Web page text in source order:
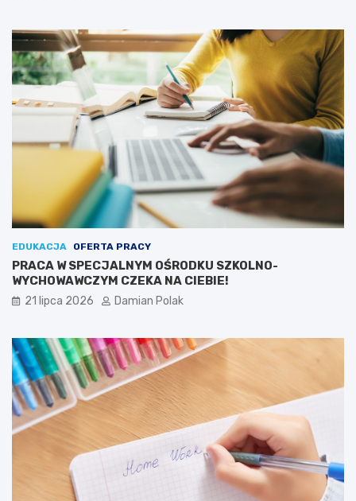
EDUKACJA OFERTA PRACY
PRACA W SPECJALNYM OŚRODKU SZKOLNO-
WYCHOWAWCZYM CZEKA NA CIEBIE!
21 lipca 2026 Damian Polak